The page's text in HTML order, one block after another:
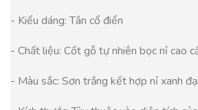
- Kiểu dáng: Tân cổ điển
- Chất liệu: Cốt gỗ tự nhiên bọc nỉ cao
- Màu sắc: Sơn trắng kết hợp nỉ xanh